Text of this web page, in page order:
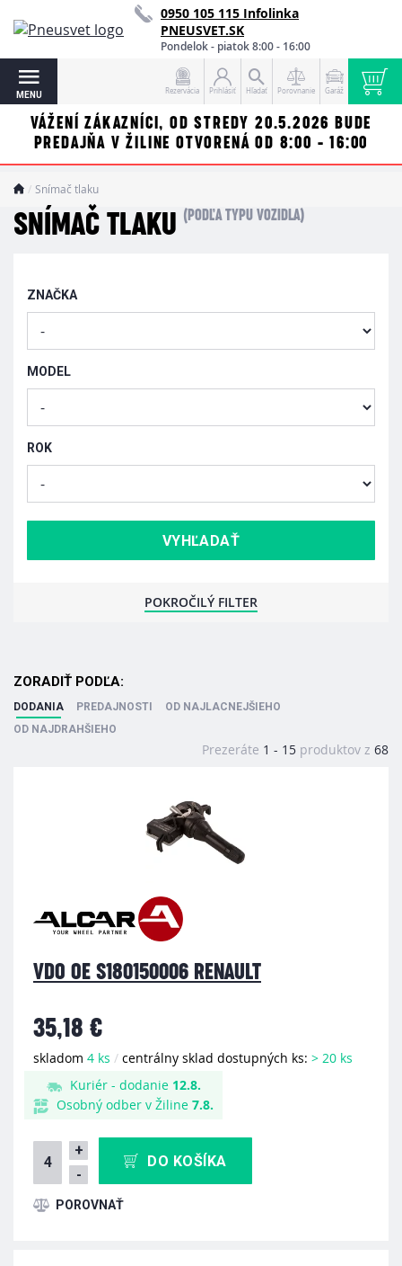
0950 105 115 Infolinka
PNEUSVET.SK
Pondelok - piatok 8:00 - 16:00
MENU Rezervácia Prihlásiť Hľadať Porovnanie Garáž
VÁŽENÍ ZÁKAZNÍCI, OD STREDY 20.5.2026 BUDE
PREDAJŇA V ŽILINE OTVORENÁ OD 8:00 - 16:00
Snímač tlaku
SNÍMAČ TLAKU (PODĽA TYPU VOZIDLA)
ZNAČKA
MODEL
ROK
POKROČILÝ FILTER
ZORADIŤ PODĽA:
DODANIA PREDAJNOSTI
OD NAJLACNEJŠIEHO
OD NAJDRAHŠIEHO
Prezeráte 1 - 15 produktov z 68
VDO OE S180150006 RENAULT
35,18 €
skladom 4 ks / centrálny sklad dostupných ks: > 20 ks
Kuriér - dodanie 12.8.
Osobný odber v Žiline 7.8.
+
-
DO KOŠÍKA